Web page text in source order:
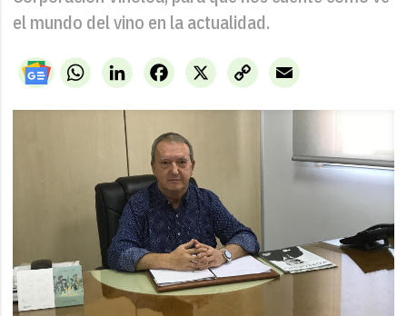
el mundo del vino en la actualidad.
WhatsAppLinkedIn X
Facebook
Copy
Link
Email